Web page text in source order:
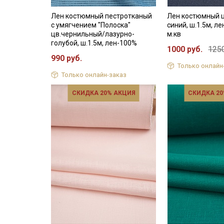
Лен костюмный пестротканый
с умягчением "Полоска"
цв.чернильный/лазурно-
голубой, ш.1.5м, лен-100%
990 руб.
Только онлайн-заказ
Лен костюмный
синий, ш.1.5м,
м.кв
1000 руб.
Только
СКИДКА 20% АКЦИЯ СКИДКА